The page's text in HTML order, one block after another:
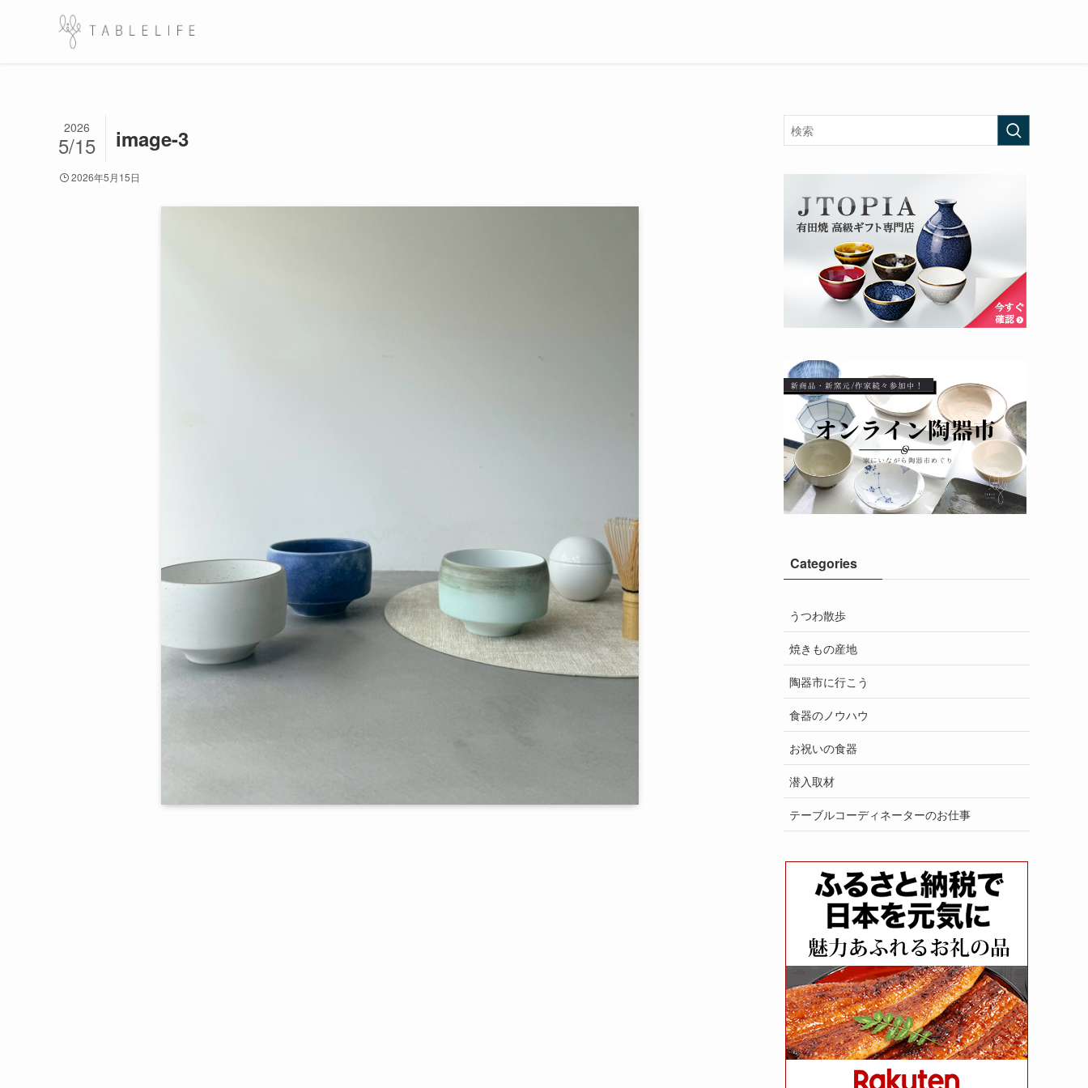
image-3
2026
5/15
2026年5月15日
Categories
うつわ散歩
焼きもの産地
陶器市に行こう
食器のノウハウ
お祝いの食器
潜入取材
テーブルコーディネーターのお仕事